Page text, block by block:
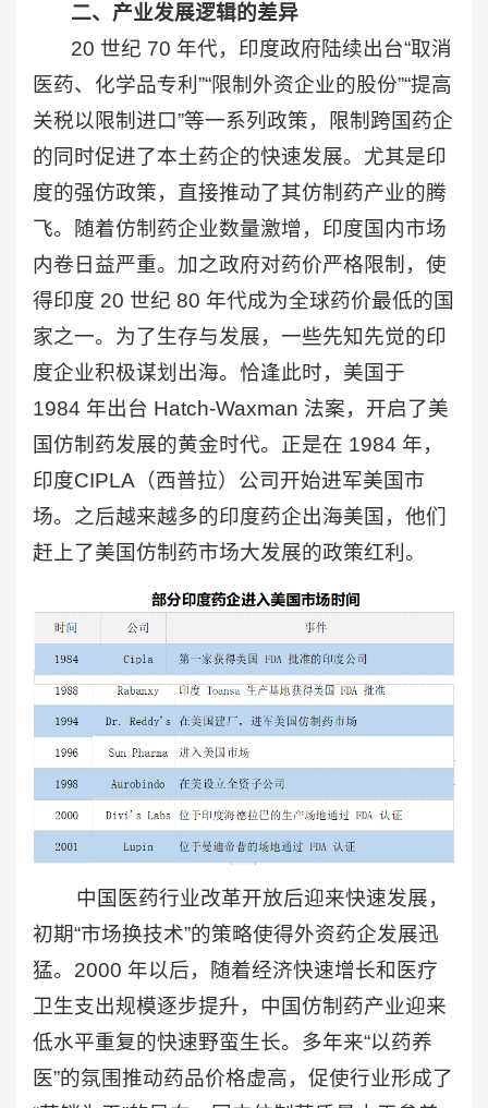
二、产业发展逻辑的差异
20 世纪 70 年代，印度政府陆续出台“取消
医药、化学品专利”“限制外资企业的股份”“提高
关税以限制进口”等一系列政策，限制跨国药企
的同时促进了本土药企的快速发展。尤其是印
度的强仿政策，直接推动了其仿制药产业的腾
飞。随着仿制药企业数量激增，印度国内市场
内卷日益严重。加之政府对药价严格限制，使
得印度 20 世纪 80 年代成为全球药价最低的国
家之一。为了生存与发展，一些先知先觉的印
度企业积极谋划出海。恰逢此时，美国于
1984 年出台 Hatch-Waxman 法案，开启了美
国仿制药发展的黄金时代。正是在 1984 年，
印度CIPLA（西普拉）公司开始进军美国市
场。之后越来越多的印度药企出海美国，他们
赶上了美国仿制药市场大发展的政策红利。
中国医药行业改革开放后迎来快速发展，
初期“市场换技术”的策略使得外资药企发展迅
猛。2000 年以后，随着经济快速增长和医疗
卫生支出规模逐步提升，中国仿制药产业迎来
低水平重复的快速野蛮生长。多年来“以药养
医”的氛围推动药品价格虚高，促使行业形成了